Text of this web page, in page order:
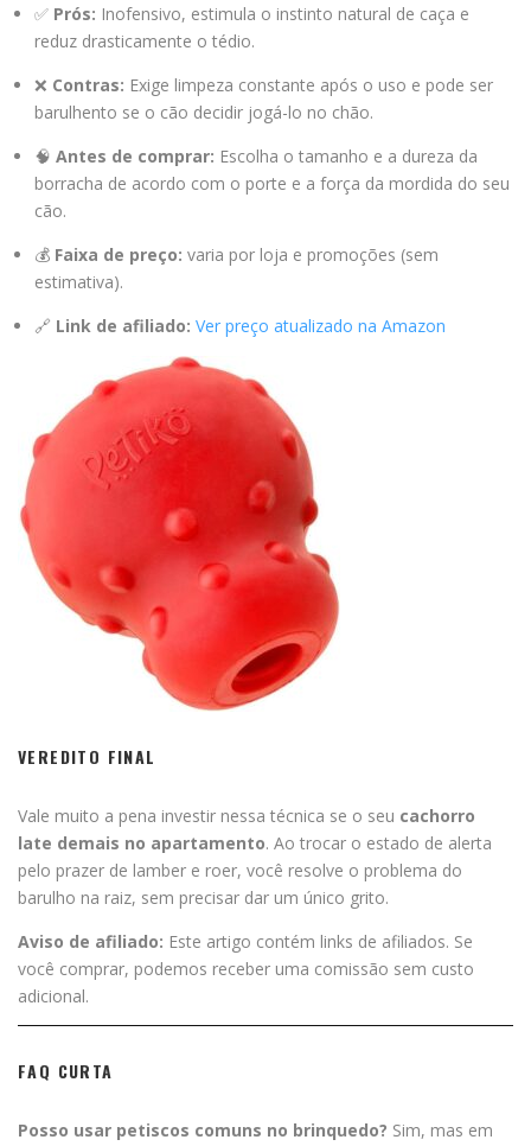
✅ Prós: Inofensivo, estimula o instinto natural de caça e
reduz drasticamente o tédio.
❌ Contras: Exige limpeza constante após o uso e pode ser
barulhento se o cão decidir jogá-lo no chão.
🧠 Antes de comprar: Escolha o tamanho e a dureza da
borracha de acordo com o porte e a força da mordida do seu
cão.
💰 Faixa de preço: varia por loja e promoções (sem
estimativa).
🔗 Link de afiliado: Ver preço atualizado na Amazon
VEREDITO FINAL
Vale muito a pena investir nessa técnica se o seu cachorro
late demais no apartamento. Ao trocar o estado de alerta
pelo prazer de lamber e roer, você resolve o problema do
barulho na raiz, sem precisar dar um único grito.
Aviso de afiliado: Este artigo contém links de afiliados. Se
você comprar, podemos receber uma comissão sem custo
adicional.
FAQ CURTA
Posso usar petiscos comuns no brinquedo? Sim, mas em